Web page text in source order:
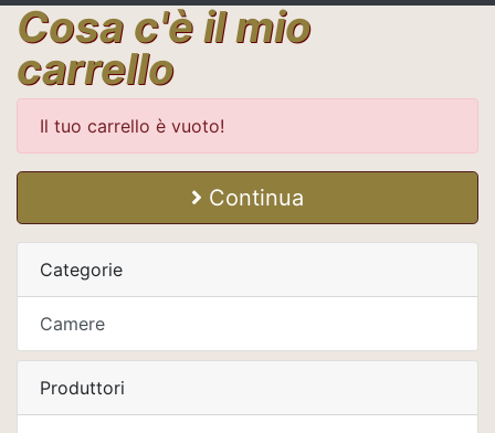
Cosa c'è il mio
carrello
Il tuo carrello è vuoto!
Continua
Categorie
Camere
Produttori